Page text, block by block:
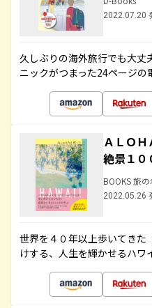
2022.07.20
久しぶりの海外旅行でも大丈
ニックがつまった24ページの
ＡＬＯ
絶景１０
BOOKS 旅
2022.05.26
世界を４０年以上歩いてきた
けする、人生を輝かせるハワ